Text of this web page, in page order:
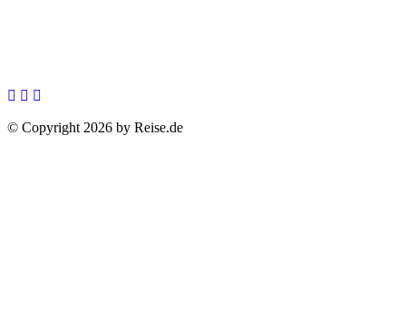
© Copyright 2026 by Reise.de